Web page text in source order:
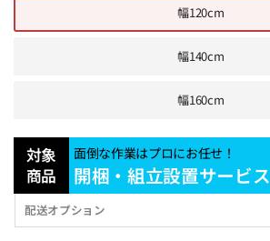
幅120cm
幅140cm
幅160cm
対象
商品
面倒な作業はプロにお任せ！
開梱・組立設置サービス
配送オプション